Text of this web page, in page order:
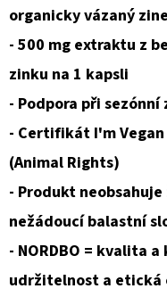
organicky vázaný
- 500 mg extraktu z
zinku na 1 kapsli
- Podpora při
- Certifikát I'm
(Animal Rights)
- Produkt
nežádoucí balastní
- NORDBO = kvalita
udržitelnost a etická
BIOCARE
BIOACIDOPHILUS
PROBIOTIKA
LAB4
(20
MILIARD
ŽIVÝCH
BAKTERIÍ),
60
KAPSLÍ>
744
Kč